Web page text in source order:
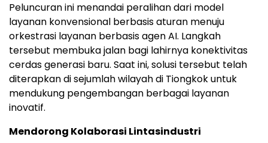
Peluncuran ini menandai peralihan dari model
layanan konvensional berbasis aturan menuju
orkestrasi layanan berbasis agen AI. Langkah
tersebut membuka jalan bagi lahirnya konektivitas
cerdas generasi baru. Saat ini, solusi tersebut telah
diterapkan di sejumlah wilayah di Tiongkok untuk
mendukung pengembangan berbagai layanan
inovatif.
Mendorong Kolaborasi Lintasindustri